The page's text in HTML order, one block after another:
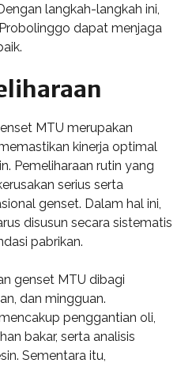
langkah-langkah ini,
dapat menjaga
MTU merupakan
kinerja optimal
Pemeliharaan rutin yang
serius serta
genset. Dalam hal ini,
disusun secara sistematis
pabrikan.
genset MTU dibagi
dan mingguan.
penggantian oli,
bakar, serta analisis
Sementara itu,